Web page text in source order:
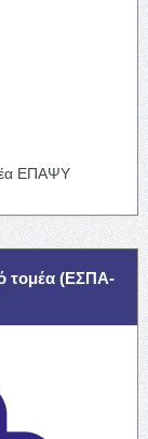
ΕΠΑΨΥ
τομέα (ΕΣΠΑ-